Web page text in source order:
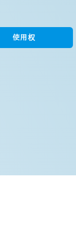
使用权